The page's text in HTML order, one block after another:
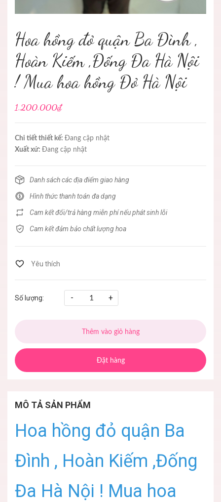
Hoa hồng đỏ quận Ba Đình ,
Hoàn Kiếm ,Đống Đa Hà Nội
! Mua hoa hồng Đỏ Hà Nội
1.200.000₫
Chi tiết thiết kế: Đang cập nhật
Xuất xứ: Đang cập nhật
Danh sách các địa điểm giao hàng
Hình thức thanh toán đa dạng
Cam kết đổi/trả hàng miễn phí nếu phát sinh lỗi
Cam kết đảm bảo chất lượng hoa
Số lượng: - +
Thêm vào giỏ hàng
Đặt hàng
MÔ TẢ SẢN PHẨM
Hoa hồng đỏ quận Ba
Đình , Hoàn Kiếm ,Đống
Đa Hà Nội ! Mua hoa